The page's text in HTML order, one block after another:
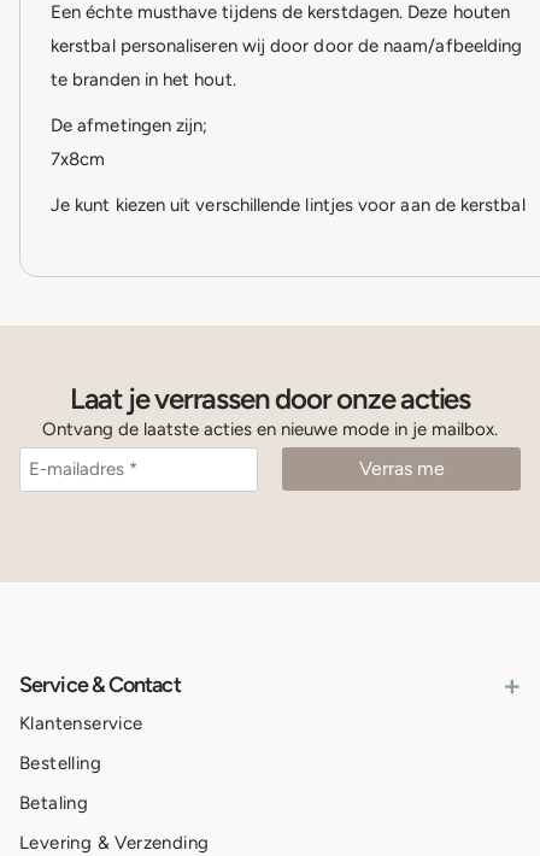
Een échte musthave tijdens de kerstdagen. Deze houten
kerstbal personaliseren wij door door de naam/afbeelding
te branden in het hout.
De afmetingen zijn;
7x8cm
Je kunt kiezen uit verschillende lintjes voor aan de kerstbal
Laat je verrassen door onze acties
Ontvang de laatste acties en nieuwe mode in je mailbox.
Service & Contact +
Klantenservice
Bestelling
Betaling
Levering & Verzending